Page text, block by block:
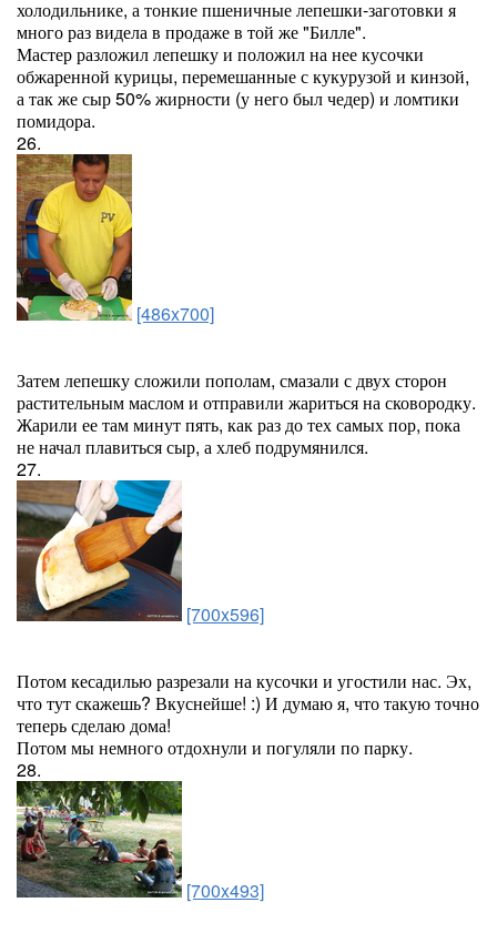
холодильнике, а тонкие пшеничные лепешки-заготовки я
много раз видела в продаже в той же "Билле".
Мастер разложил лепешку и положил на нее кусочки
обжаренной курицы, перемешанные с кукурузой и кинзой,
а так же сыр 50% жирности (у него был чедер) и ломтики
помидора.
26.
[486x700]
Затем лепешку сложили пополам, смазали с двух сторон
растительным маслом и отправили жариться на сковородку.
Жарили ее там минут пять, как раз до тех самых пор, пока
не начал плавиться сыр, а хлеб подрумянился.
27.
[700x596]
Потом кесадилью разрезали на кусочки и угостили нас. Эх,
что тут скажешь? Вкуснейше! :) И думаю я, что такую точно
теперь сделаю дома!
Потом мы немного отдохнули и погуляли по парку.
28.
[700x493]